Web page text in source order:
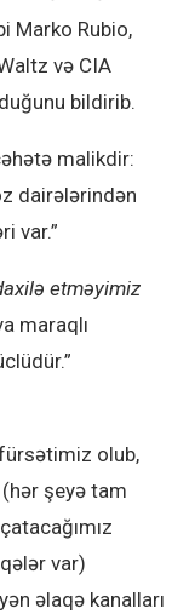
Marko Rubio,
və CIA
bildirib.
malikdir:
dairələrindən
var.”
etməyimiz
maraqlı
olub,
(hər şeyə tam
var)
əlaqə kanalları